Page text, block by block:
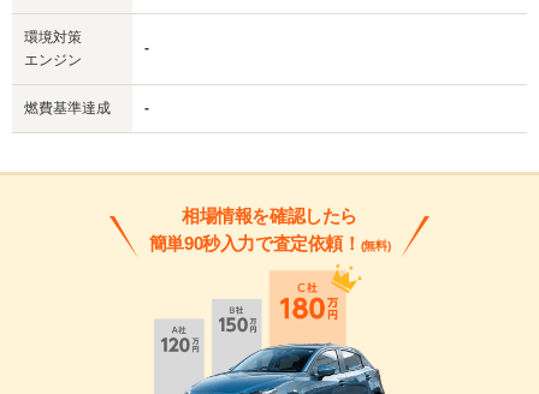
環境対策
エンジン
-
燃費基準達成 -
相場情報を確認したら
簡単90秒入力で査定依頼！ (無料)